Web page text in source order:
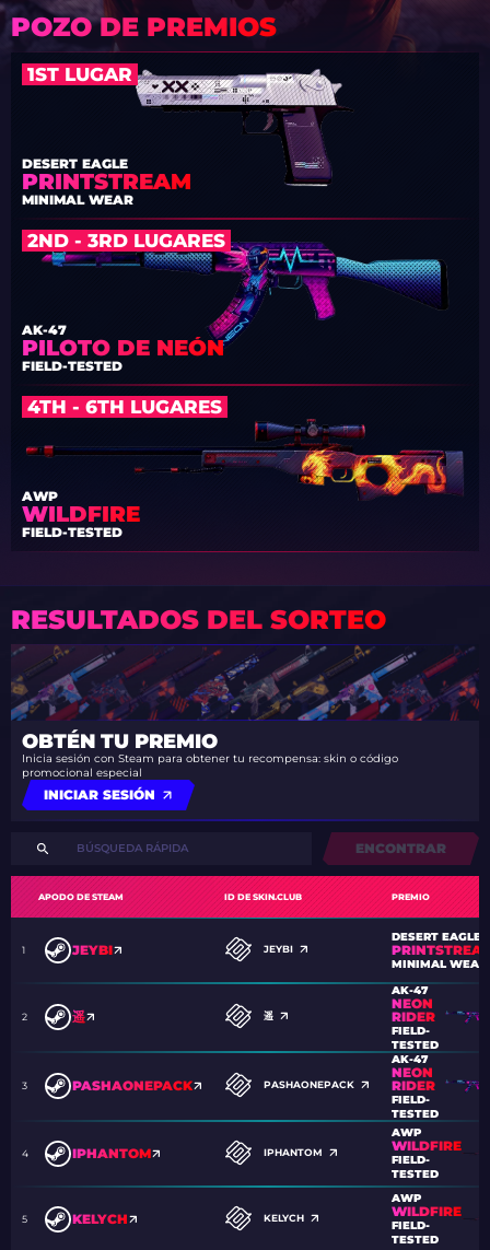
POZO DE PREMIOS
1ST LUGAR
DESERT EAGLE
PRINTSTREAM
MINIMAL WEAR
2ND - 3RD LUGARES
AK-47
PILOTO DE NEÓN
FIELD-TESTED
4TH - 6TH LUGARES
AWP
WILDFIRE
FIELD-TESTED
RESULTADOS DEL SORTEO
OBTÉN TU PREMIO
Inicia sesión con Steam para obtener tu recompensa: skin o código
promocional especial
INICIAR SESIÓN
ENCONTRAR
APODO DE STEAM ID DE SKIN.CLUB PREMIO
1 JEYBI JEYBI
DESERT EAGLE
MINIMAL WEAR
2 遥 遥
AK-47
NEON
RIDER
FIELD-
TESTED
3 PASHAONEPACK PASHAONEPACK
AK-47
NEON
RIDER
FIELD-
TESTED
4 IPHANTOM IPHANTOM
AWP
WILDFIRE
FIELD-
TESTED
5 KELYCH KELYCH
AWP
WILDFIRE
FIELD-
TESTED